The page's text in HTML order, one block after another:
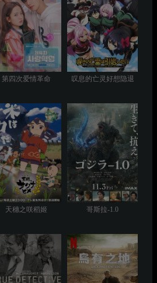
第四次爱情革命 叹息的亡灵好想隐退
天穗之咲稻姬 哥斯拉-1.0